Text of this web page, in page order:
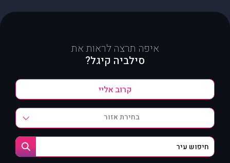
איפה תרצה לראות את
סילביה קיגל?
בחירת אזור